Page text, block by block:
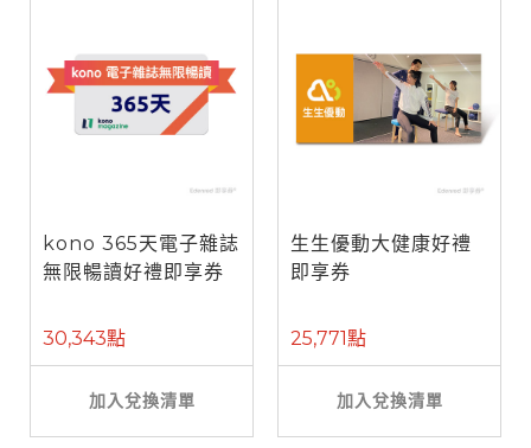
kono 365天電子雜誌
無限暢讀好禮即享券
30,343點
加入兌換清單
生生優動大健康好禮
即享券
25,771點
加入兌換清單